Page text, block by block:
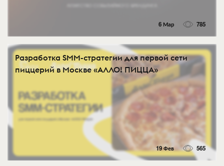
6 Мар 785
Разработка SMM-стратегии для первой сети
пиццерий в Москве «АЛЛО! ПИЦЦА»
19 Фев 565